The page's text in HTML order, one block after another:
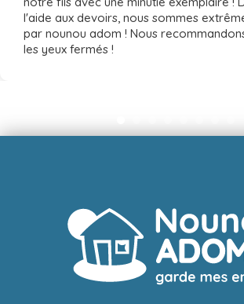
l'aide aux devoirs, nous sommes
par nounou adom ! Nous
les yeux fermés !